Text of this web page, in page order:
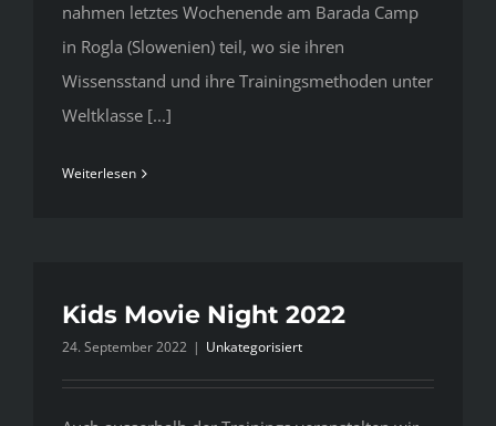
nahmen letztes Wochenende am Barada Camp
in Rogla (Slowenien) teil, wo sie ihren
Wissensstand und ihre Trainingsmethoden unter
Weltklasse [...]
Weiterlesen
Kids Movie Night 2022
24. September 2022 | Unkategorisiert